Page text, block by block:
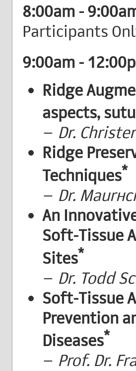
8:00am -
Participants
9:00am -
Ridge
aspects,
– Dr.
Ridge
Techniques*
– Dr.
An
Soft-Tissue
Sites*
– Dr. Todd
Soft-Tissue
Prevention
Diseases*
– Prof. Dr.